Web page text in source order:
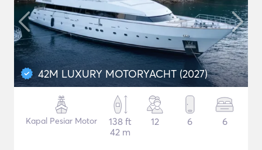
42M LUXURY MOTORYACHT (2027)
Kapal Pesiar Motor
138 ft
42 m
12 6 6